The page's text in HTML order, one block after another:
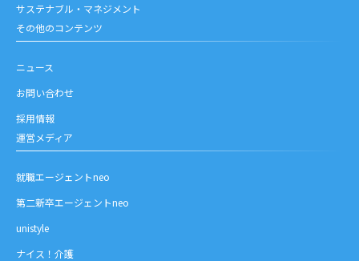
サステナブル・マネジメント
その他のコンテンツ
ニュース
お問い合わせ
採用情報
運営メディア
就職エージェントneo
第二新卒エージェントneo
unistyle
ナイス！介護